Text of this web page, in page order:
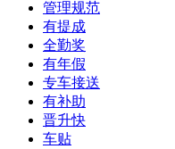
管理规范
有提成
全勤奖
有年假
专车接送
有补助
晋升快
车贴